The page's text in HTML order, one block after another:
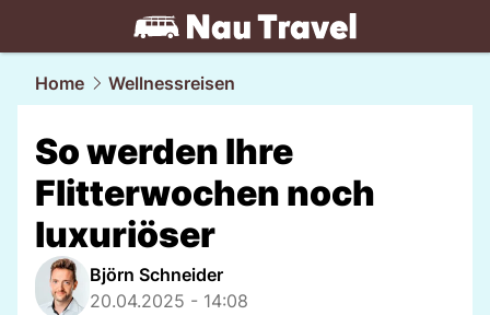
travel.NAU.ch
Home Wellnessreisen
So werden Ihre
Flitterwochen noch
luxuriöser
Björn Schneider
20.04.2025 - 14:08